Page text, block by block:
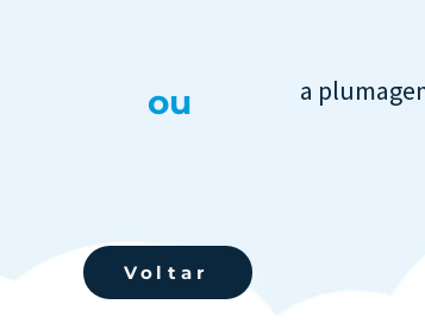
ou
Voltar
a